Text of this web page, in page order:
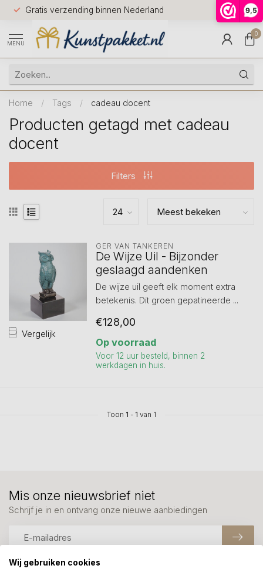
9,5
Gratis verzending binnen Nederland
Voor
huis
9.5
MENU
0
Home / Tags / cadeau docent
Producten getagd met cadeau
docent
Filters
Vergelijk
GER VAN TANKEREN
De Wijze Uil - Bijzonder
geslaagd aandenken
De wijze uil geeft elk moment extra
betekenis. Dit groen gepatineerde ...
€128,00
Op voorraad
Voor 12 uur besteld, binnen 2
werkdagen in huis.
Toon 1 - 1 van 1
Mis onze nieuwsbrief niet
Schrijf je in en ontvang onze nieuwe aanbiedingen
Wij gebruiken cookies